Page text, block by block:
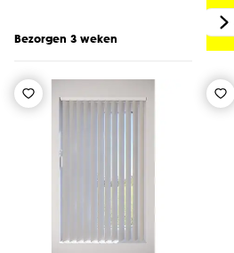
Bezorgen 3 weken